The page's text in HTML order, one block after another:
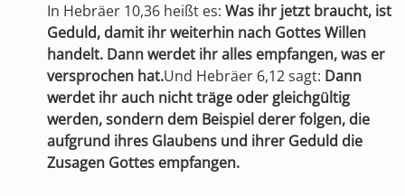
In Hebräer 10,36 heißt es: Was ihr jetzt braucht, ist
Geduld, damit ihr weiterhin nach Gottes Willen
handelt. Dann werdet ihr alles empfangen, was er
versprochen hat.Und Hebräer 6,12 sagt: Dann
werdet ihr auch nicht träge oder gleichgültig
werden, sondern dem Beispiel derer folgen, die
aufgrund ihres Glaubens und ihrer Geduld die
Zusagen Gottes empfangen.